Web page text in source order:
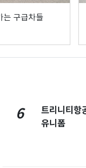
는 구급차들
6
트리니티항
유니폼